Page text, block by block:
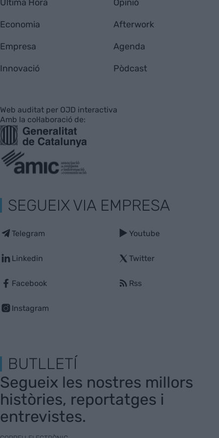
Última Hora
Economia
Empresa
Innovació
Opinió
Afterwork
Agenda
Pòdcast
Web auditat per OJD interactiva
Amb la col·laboració de:
SEGUEIX VIA EMPRESA
Telegram
Linkedin
Facebook
Instagram
Youtube
Twitter
Rss
BUTLLETÍ
Segueix les nostres millors
històries, reportatges i
entrevistes.